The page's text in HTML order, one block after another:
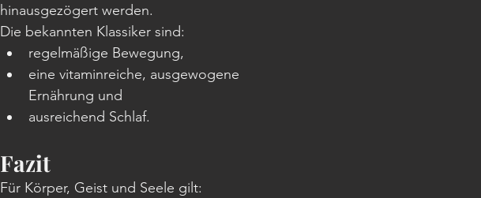
hinausgezögert werden.
Die bekannten Klassiker sind:
regelmäßige Bewegung,
eine vitaminreiche, ausgewogene
Ernährung und
ausreichend Schlaf.
Fazit
Für Körper, Geist und Seele gilt: